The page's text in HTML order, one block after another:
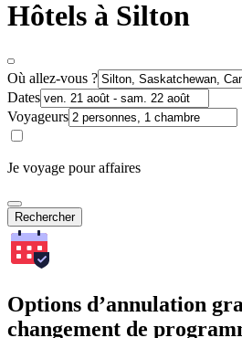
Hôtels à Silton
Où allez-vous ?
Dates
Voyageurs
Je voyage pour affaires
Rechercher
Options d’annulation
changement de